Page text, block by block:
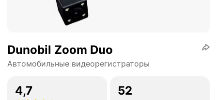
Dunobil Zoom Duo
Автомобильные видеорегистраторы
4,7 52